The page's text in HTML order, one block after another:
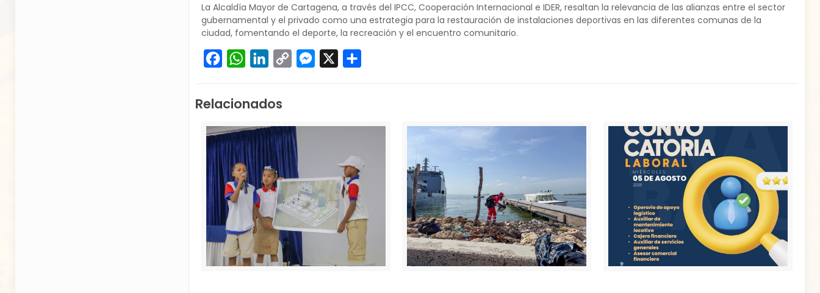
La Alcaldía Mayor de Cartagena, a través del IPCC, Cooperación Internacional e IDER, resaltan la relevancia de las alianzas entre el sector
gubernamental y el privado como una estrategia para la restauración de instalaciones deportivas en las diferentes comunas de la
ciudad, fomentando el deporte, la recreación y el encuentro comunitario.
FacebookWhatsAppLinkedIn
Copy
Messenger
Relacionados